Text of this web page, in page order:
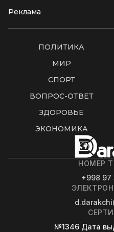
Реклама
ПОЛИТИКА
МИР
СПОРТ
ВОПРОС-ОТВЕТ
ЗДОРОВЬЕ
ЭКОНОМИКА
НОМЕР
+998 97
№1346 Дата